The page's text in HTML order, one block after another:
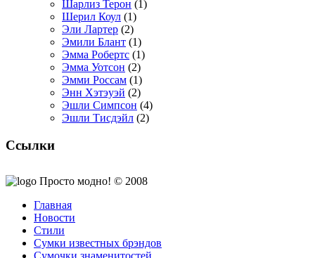
Шарлиз Терон (1)
Шерил Коул (1)
Эли Лартер (2)
Эмили Блант (1)
Эмма Робертс (1)
Эмма Уотсон (2)
Эмми Россам (1)
Энн Хэтэуэй (2)
Эшли Симпсон (4)
Эшли Тисдэйл (2)
Ссылки
Просто модно! © 2008
Главная
Новости
Стили
Сумки известных брэндов